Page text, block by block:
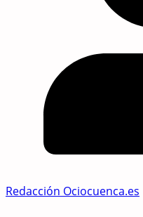
Redacción Ociocuenca.es